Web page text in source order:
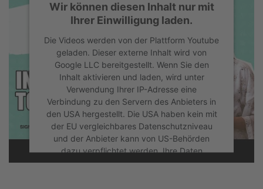
Wir können diesen Inhalt nur mit
Ihrer Einwilligung laden.
Die Videos werden von der Plattform Youtube
geladen. Dieser externe Inhalt wird von
Google LLC bereitgestellt. Wenn Sie den
Inhalt aktivieren und laden, wird unter
Verwendung Ihrer IP-Adresse eine
Verbindung zu den Servern des Anbieters in
den USA hergestellt. Die USA haben kein mit
der EU vergleichbares Datenschutzniveau
und der Anbieter kann von US-Behörden
dazu verpflichtet werden, Ihre Daten
herauszugeben, ohne dass Ihnen hiergegen